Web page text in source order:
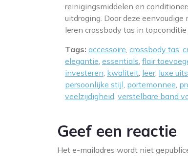
reinigingsmiddelen en
uitdroging. Door deze
leren crossbody tas in
Tags: accessoire, crossbody tas,
elegantie, essentials, flair
investeren, kwaliteit, leer, luxe
persoonlijke stijl, portemonnee,
veelzijdigheid, verstelbare band
Geef een reactie
Het e-mailadres wordt niet